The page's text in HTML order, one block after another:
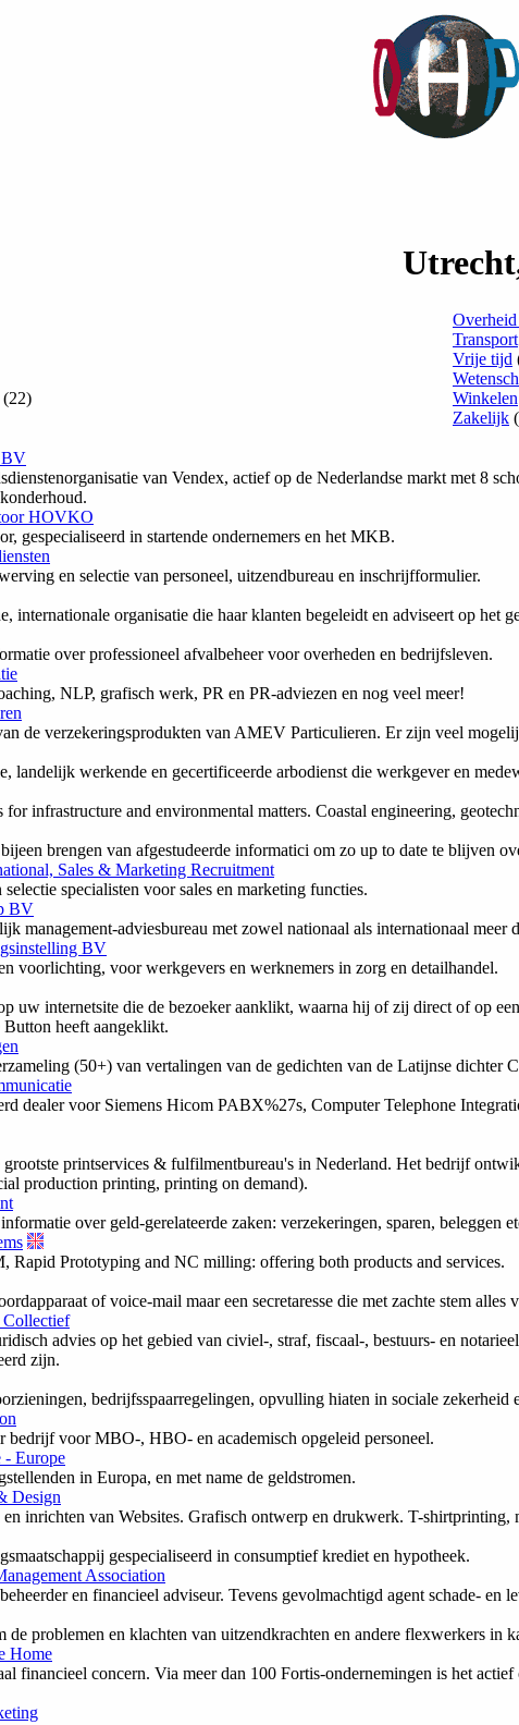
(22)
Transport
Vrije tijd
Winkelen
Zakelijk
BV
van Vendex, actief op de Nederlandse markt met 8
HOVKO
gespecialiseerd in startende ondernemers en het MKB.
en selectie van personeel, uitzendbureau en inschrijfformulier.
internationale organisatie die haar klanten begeleidt en adviseert op het
over professioneel afvalbeheer voor overheden en bedrijfsleven.
NLP, grafisch werk, PR en PR-adviezen en nog veel meer!
de verzekeringsprodukten van AMEV Particulieren. Er zijn veel
landelijk werkende en gecertificeerde arbodienst die werkgever en
for infrastructure and environmental matters. Coastal engineering,
brengen van afgestudeerde informatici om zo up to date te blijven
Sales & Marketing Recruitment
specialisten voor sales en marketing functies.
BV
management-adviesbureau met zowel nationaal als internationaal meer
BV
voorlichting, voor werkgevers en werknemers in zorg en detailhandel.
uw internetsite die de bezoeker aanklikt, waarna hij of zij direct of op
heeft aangeklikt.
(50+) van vertalingen van de gedichten van de Latijnse dichter
dealer voor Siemens Hicom PABX%27s, Computer Telephone
grootste printservices & fulfilmentbureau's in Nederland. Het bedrijf
production printing, printing on demand).
over geld-gerelateerde zaken: verzekeringen, sparen, beleggen
Rapid Prototyping and NC milling: offering both products and services.
of voice-mail maar een secretaresse die met zachte stem alles
advies op het gebied van civiel-, straf, fiscaal-, bestuurs- en
zijn.
bedrijfsspaarregelingen, opvulling hiaten in sociale zekerheid
bedrijf voor MBO-, HBO- en academisch opgeleid personeel.
- Europe
in Europa, en met name de geldstromen.
Design
inrichten van Websites. Grafisch ontwerp en drukwerk. T-shirtprinting,
gespecialiseerd in consumptief krediet en hypotheek.
Association
en financieel adviseur. Tevens gevolmachtigd agent schade- en
de problemen en klachten van uitzendkrachten en andere flexwerkers in
Home
financieel concern. Via meer dan 100 Fortis-ondernemingen is het